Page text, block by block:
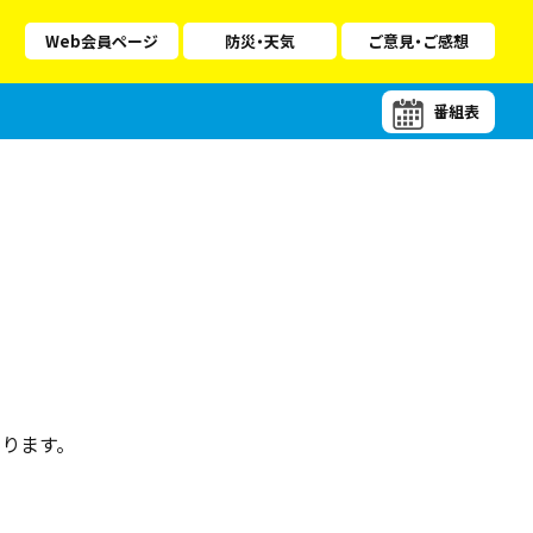
Web会員ページ 防災・天気 ご意見・ご感想
番組表
ます。